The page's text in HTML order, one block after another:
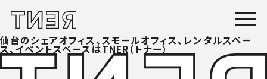
仙台のシェアオフィス、スモールオフィス、レンタルスペー
ス、イベントスペースはTNER（トナー）